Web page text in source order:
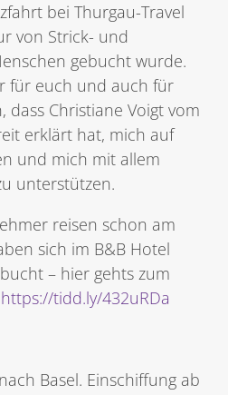
bei Thurgau-Travel
von Strick- und
gebucht wurde.
für euch und auch für
dass Christiane Voigt vom
erklärt hat, mich auf
und mich mit allem
unterstützen.
reisen schon am
sich im B&B Hotel
– hier gehts zum
https://tidd.ly/432uRDa
Basel. Einschiffung ab